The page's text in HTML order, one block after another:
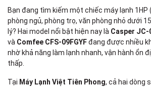
Bạn đang tìm kiếm một chiếc máy lạnh 1HP
phòng ngủ, phòng trọ, văn phòng nhỏ dưới
lý? Hai model nổi bật hiện nay là Casper JC-
và Comfee CFS-09FGYFđang được nhiều
nhờ khả năng làm lạnh nhanh, vận hành ổn
thấp.
Tại Máy Lạnh Việt Tiên Phong, cả hai dòng